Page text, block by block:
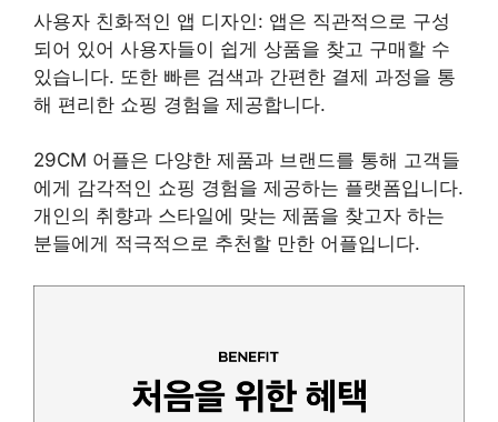
사용자 친화적인 앱 디자인: 앱은 직관적으로 구성
되어 있어 사용자들이 쉽게 상품을 찾고 구매할 수
있습니다. 또한 빠른 검색과 간편한 결제 과정을 통
해 편리한 쇼핑 경험을 제공합니다.
29CM 어플은 다양한 제품과 브랜드를 통해 고객들
에게 감각적인 쇼핑 경험을 제공하는 플랫폼입니다.
개인의 취향과 스타일에 맞는 제품을 찾고자 하는
분들에게 적극적으로 추천할 만한 어플입니다.